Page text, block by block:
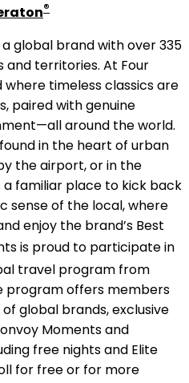
®
global brand with over 335
and territories. At Four
timeless classics are
paired with genuine
around the world.
in the heart of urban
the airport, or in the
familiar place to kick back
sense of the local, where
enjoy the brand’s Best
is proud to participate in
travel program from
program offers members
global brands, exclusive
Moments and
free nights and Elite
for free or for more